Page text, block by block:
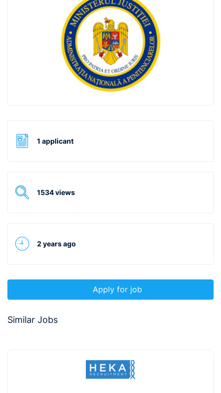
1 applicant
1534 views
2 years ago
Apply for job
Similar Jobs